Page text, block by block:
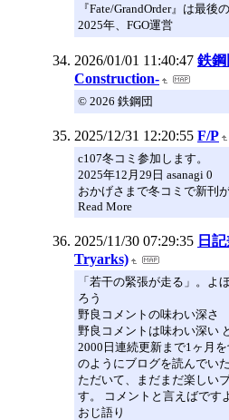
『Fate/GrandOrder』は最後
2025年、FGO運営
2026/01/01 11:40:47 鉄
Construction-
© 2026 鉄鋼団
2025/12/31 12:20:55 F/P
c107冬コミ参加します。
2025年12月29日 asanagi 0
おかげさまで冬コミで新刊
Read More
2025/11/30 07:29:35 日
Tryarks)
「若干の緊張が走る」。よ
ろう
野良コメントの味わい深さ
野良コメントは味わい深い
2000日連続更新まで1ヶ月
のようにブログを読んでい
ただいて、まだまだ楽しい
す。 コメントと言えばです
おじ語り